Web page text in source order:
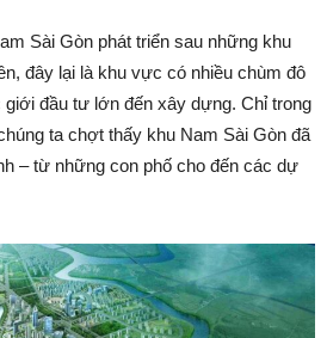
Sài Gòn phát triển sau những khu
đây lại là khu vực có nhiều chùm đô
giới đầu tư lớn đến xây dựng. Chỉ trong
ta chợt thấy khu Nam Sài Gòn đã
– từ những con phố cho đến các dự